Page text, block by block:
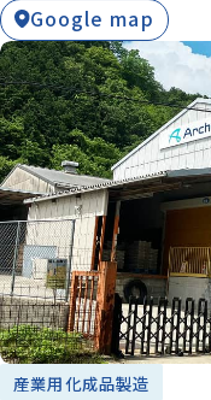
Google map
産業用化成品製造